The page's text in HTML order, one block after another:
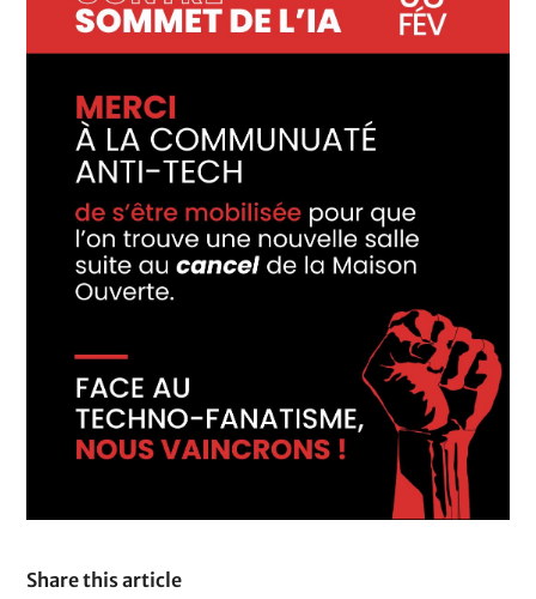
Share this article